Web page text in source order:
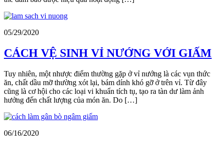
05/29/2020
CÁCH VỆ SINH VỈ NƯỚNG VỚI GIẤM
Tuy nhiên, một nhược điểm thường gặp ở vỉ nướng là các vụn thức
ăn, chất dầu mỡ thường xót lại, bám dính khó gỡ ở trên vỉ. Từ đây
cũng là cơ hội cho các loại vi khuẩn tích tụ, tạo ra tàn dư làm ảnh
hưởng đến chất lượng của món ăn. Do […]
06/16/2020